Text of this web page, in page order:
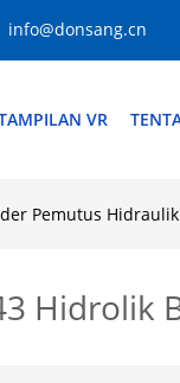
info@donsang.cn
VR
Pemutus Hidraulik
Hidrolik